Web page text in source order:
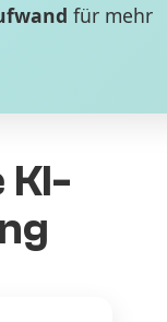
für mehr
KI-